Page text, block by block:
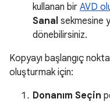
kullanan bir AVD
Sanal sekmesine
dönebilirsiniz.
Kopyayı başlangıç
oluşturmak için:
Donanım Seçin